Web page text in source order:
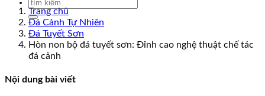
Trang chủ
Đá Cảnh Tự Nhiên
Đá Tuyết Sơn
Hòn non bộ đá tuyết sơn: Đỉnh cao nghệ thuật chế tác
đá cảnh
Nội dung bài viết